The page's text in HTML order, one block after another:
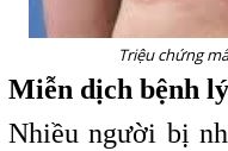
Triệu chứng
Miễn dịch bệnh lý
Nhiều người bị